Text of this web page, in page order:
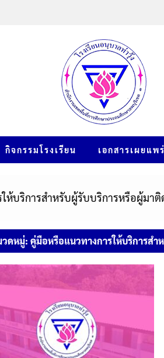
กิจกรรมโรงเรียน เอกสารเผยแพร่
ห้บริการสำหรับผู้รับบริการหรือผู้มา
ดหมู่: คู่มือหรือแนวทางการให้บริการส